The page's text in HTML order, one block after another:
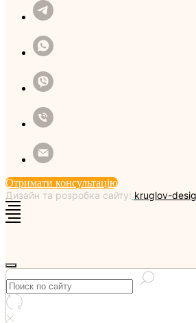
Отримати консультацію
Дизайн та розробка сайту: kruglov-